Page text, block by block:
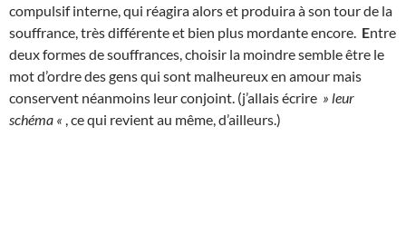
compulsif interne, qui réagira alors et produira à son tour de la
souffrance, très différente et bien plus mordante encore. Entre
deux formes de souffrances, choisir la moindre semble être le
mot d’ordre des gens qui sont malheureux en amour mais
conservent néanmoins leur conjoint. (j’allais écrire » leur
schéma « , ce qui revient au même, d’ailleurs.)